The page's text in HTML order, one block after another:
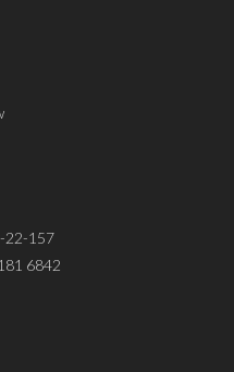
22-157
6842